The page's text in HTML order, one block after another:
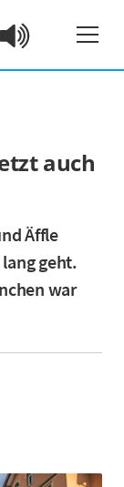
auch
Äffle
geht.
war